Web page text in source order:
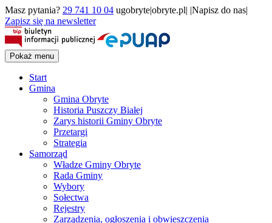
Masz pytania? 29 741 10 04 ugobryte|obryte.pl| |Napisz do nas|
Zapisz się na newsletter
Pokaż menu
Start
Gmina
Gmina Obryte
Historia Puszczy Białej
Zarys historii Gminy Obryte
Przetargi
Strategia
Samorząd
Władze Gminy Obryte
Rada Gminy
Wybory
Sołectwa
Rejestry
Zarządzenia, ogłoszenia i obwieszczenia